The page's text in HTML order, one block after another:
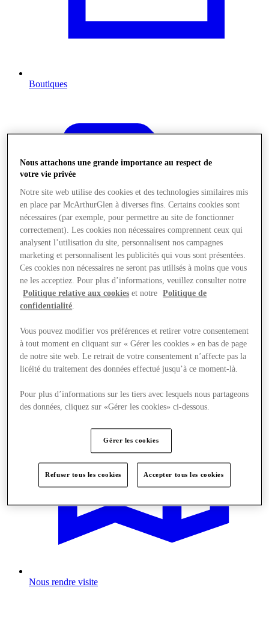
Boutiques
Offres
Nous rendre visite
Nous attachons une grande importance au respect de
votre vie privée
Notre site web utilise des cookies et des technologies similaires mis
en place par McArthurGlen à diverses fins. Certains cookies sont
nécessaires (par exemple, pour permettre au site de fonctionner
correctement). Les cookies non nécessaires comprennent ceux qui
analysent l’utilisation du site, personnalisent nos campagnes
marketing et personnalisent les publicités qui vous sont présentées.
Ces cookies non nécessaires ne seront pas utilisés à moins que vous
ne les acceptiez. Pour plus d’informations, veuillez consulter notre
Politique relative aux cookies et notre
Politique de
confidentialité.
Vous pouvez modifier vos préférences et retirer votre consentement
à tout moment en cliquant sur « Gérer les cookies » en bas de page
de notre site web. Le retrait de votre consentement n’affecte pas la
licéité du traitement des données effectué jusqu’à ce moment-là.
Pour plus d’informations sur les tiers avec lesquels nous partageons
des données, cliquez sur «Gérer les cookies» ci-dessous.
Gérer les cookies
Refuser tous les cookies Accepter tous les cookies